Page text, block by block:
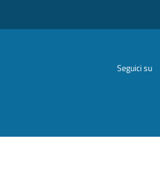
Seguici su